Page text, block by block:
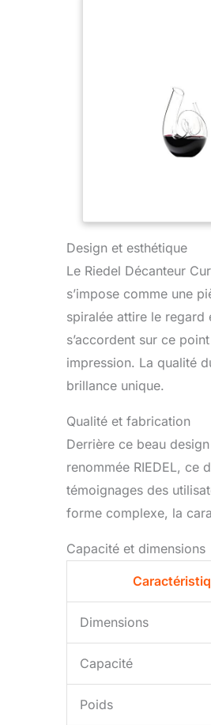
Design et esthétique
Le Riedel Décanteur
s’impose comme une
spiralée attire le regard
s’accordent sur ce
impression. La qualité
brillance unique.
Qualité et fabrication
Derrière ce beau
renommée RIEDEL, ce
témoignages des
forme complexe, la
Capacité et dimensions
Dimensions
Capacité
Poids